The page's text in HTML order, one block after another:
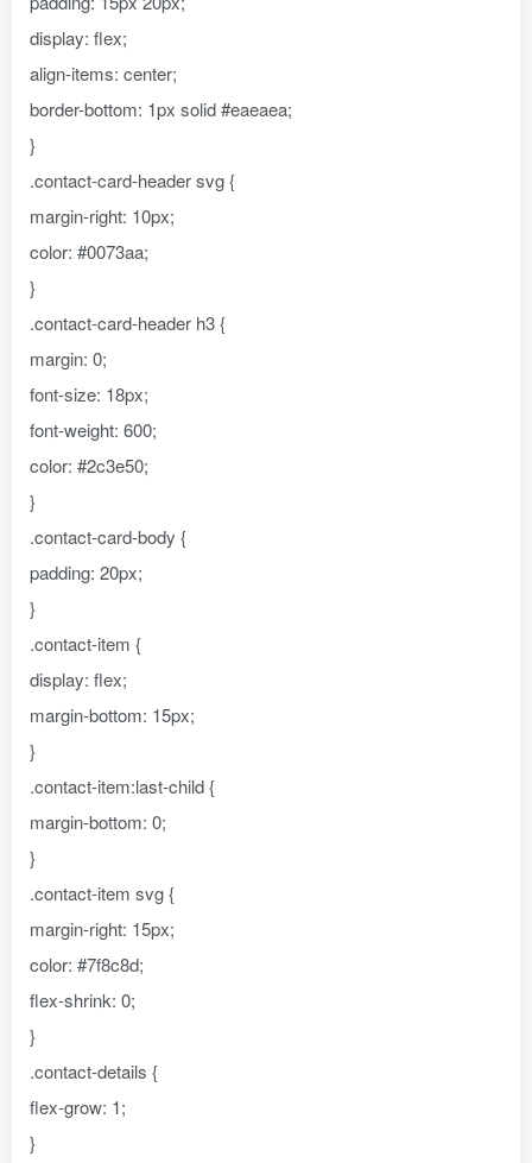
display: flex;
align-items: center;
border-bottom: 1px solid #eaeaea;
}
.contact-card-header svg {
margin-right: 10px;
color: #0073aa;
}
.contact-card-header h3 {
margin: 0;
font-size: 18px;
font-weight: 600;
color: #2c3e50;
}
.contact-card-body {
padding: 20px;
}
.contact-item {
display: flex;
margin-bottom: 15px;
}
.contact-item:last-child {
margin-bottom: 0;
}
.contact-item svg {
margin-right: 15px;
color: #7f8c8d;
flex-shrink: 0;
}
.contact-details {
flex-grow: 1;
}